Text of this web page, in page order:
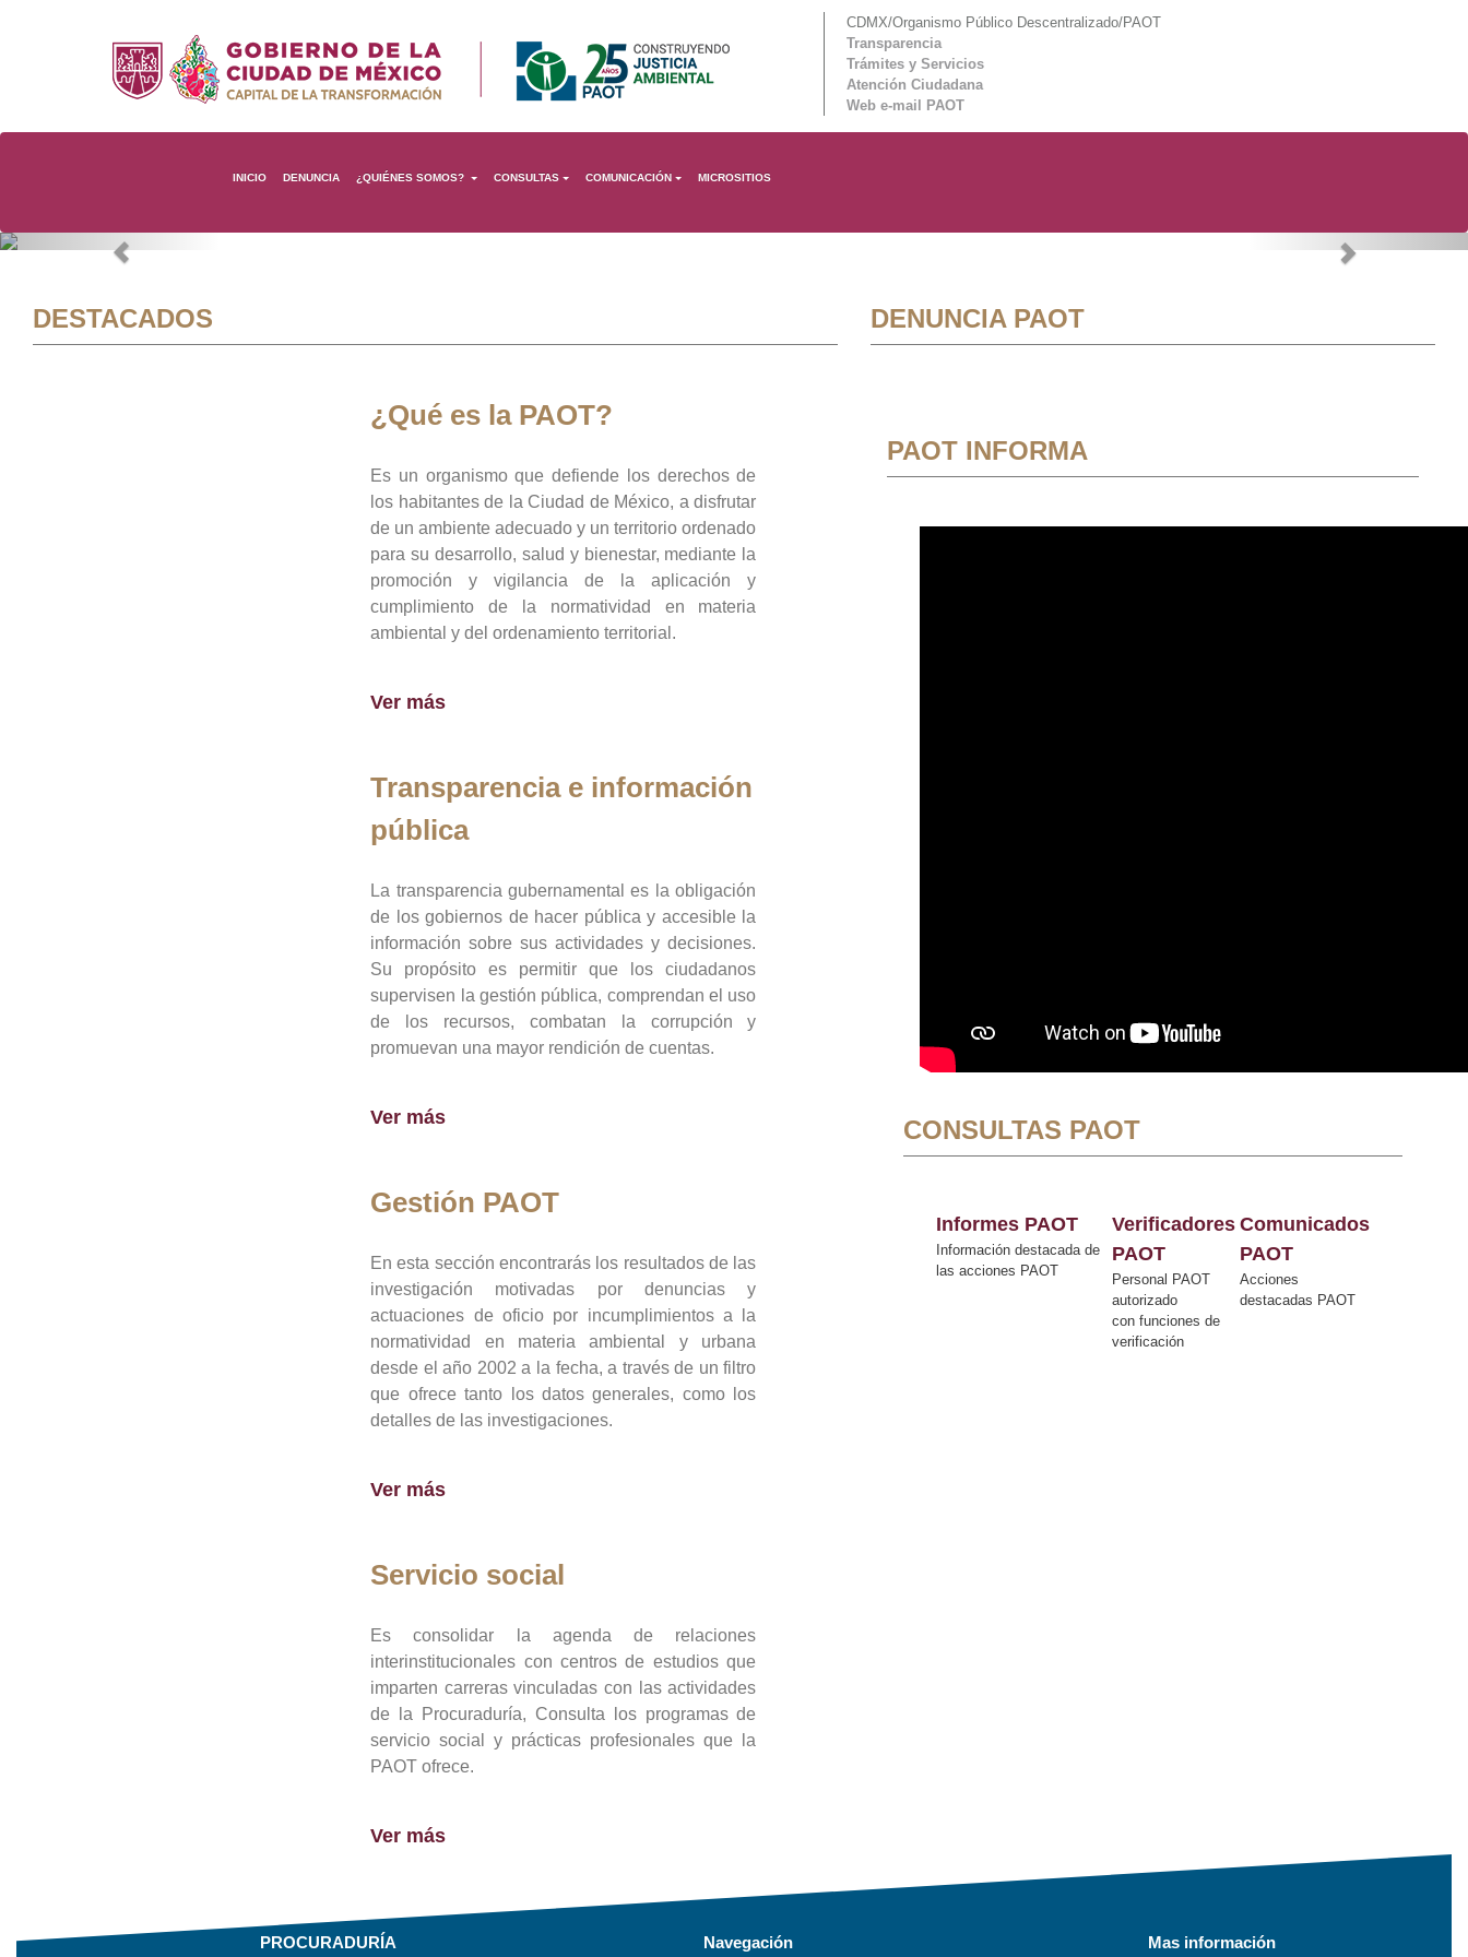
CDMX/Organismo Público Descentralizado/PAOT
Transparencia
Trámites y Servicios
Atención Ciudadana
Web e-mail PAOT
INICIO DENUNCIA ¿QUIÉNES SOMOS? CONSULTAS COMUNICACIÓN MICROSITIOS
Previous Next
DESTACADOS
¿Qué es la PAOT?
Es un organismo que defiende los derechos de
los habitantes de la Ciudad de México, a disfrutar
de un ambiente adecuado y un territorio ordenado
para su desarrollo, salud y bienestar, mediante la
promoción y vigilancia de la aplicación y
cumplimiento de la normatividad en materia
ambiental y del ordenamiento territorial.
Ver más
Transparencia e información
pública
La transparencia gubernamental es la obligación
de los gobiernos de hacer pública y accesible la
información sobre sus actividades y decisiones.
Su propósito es permitir que los ciudadanos
supervisen la gestión pública, comprendan el uso
de los recursos, combatan la corrupción y
promuevan una mayor rendición de cuentas.
Ver más
Gestión PAOT
En esta sección encontrarás los resultados de las
investigación motivadas por denuncias y
actuaciones de oficio por incumplimientos a la
normatividad en materia ambiental y urbana
desde el año 2002 a la fecha, a través de un filtro
que ofrece tanto los datos generales, como los
detalles de las investigaciones.
Ver más
Servicio social
Es consolidar la agenda de relaciones
interinstitucionales con centros de estudios que
imparten carreras vinculadas con las actividades
de la Procuraduría, Consulta los programas de
servicio social y prácticas profesionales que la
PAOT ofrece.
Ver más
DENUNCIA PAOT
PAOT INFORMA
CONSULTAS PAOT
Informes PAOT
Información destacada de
las acciones PAOT
Verificadores
PAOT
Personal PAOT
autorizado
con funciones de
verificación
Comunicados
PAOT
Acciones
destacadas PAOT
PROCURADURÍA Navegación Mas información